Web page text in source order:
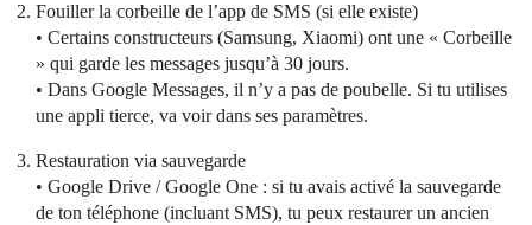
Fouiller la corbeille de l’app de SMS (si elle existe)
• Certains constructeurs (Samsung, Xiaomi) ont une « Corbeille
» qui garde les messages jusqu’à 30 jours.
• Dans Google Messages, il n’y a pas de poubelle. Si tu utilises
une appli tierce, va voir dans ses paramètres.
Restauration via sauvegarde
• Google Drive / Google One : si tu avais activé la sauvegarde
de ton téléphone (incluant SMS), tu peux restaurer un ancien